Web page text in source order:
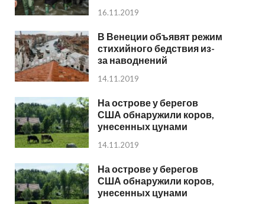
16.11.2019
В Венеции объявят режим
стихийного бедствия из-
за наводнений
14.11.2019
На острове у берегов
США обнаружили коров,
унесенных цунами
14.11.2019
На острове у берегов
США обнаружили коров,
унесенных цунами